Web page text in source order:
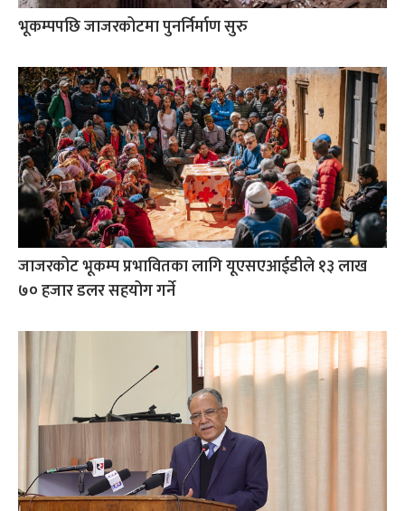
भूकम्पपछि जाजरकोटमा पुनर्निर्माण सुरु
जाजरकोट भूकम्प प्रभावितका लागि यूएसएआईडीले १३ लाख
७० हजार डलर सहयोग गर्ने